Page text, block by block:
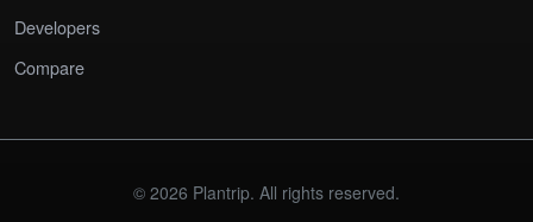
Developers
Compare
© 2026 Plantrip. All rights reserved.